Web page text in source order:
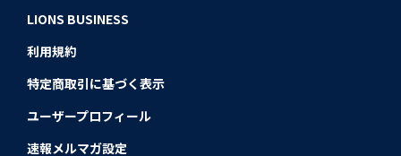
LIONS BUSINESS
利用規約
特定商取引に基づく表示
ユーザープロフィール
速報メルマガ設定